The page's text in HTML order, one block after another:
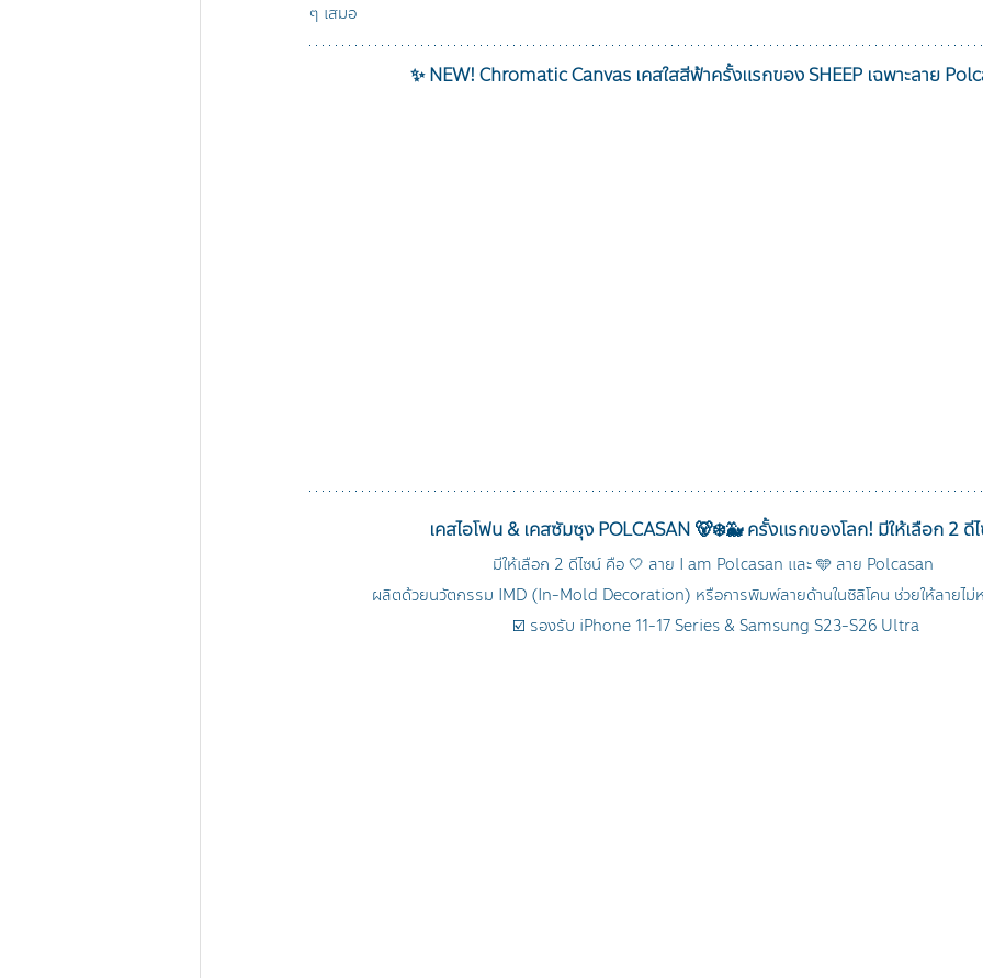
ๆ เสมอ
✨ NEW! Chromatic Canvas เคสใสสีฟ้าครั้งแรกของ SHEEP เฉพาะลาย
เคสไอโฟน & เคสซัมซุง POLCASAN 🐻‍❄️🐳 ครั้งแรกของโลก! มีให้เลือก 2 ดี
มีให้เลือก 2 ดีไซน์ คือ 🤍 ลาย I am Polcasan และ 🩵 ลาย Polcasan
ผลิตด้วยนวัตกรรม IMD (In-Mold Decoration) หรือการพิมพ์ลายด้านในซิลิโคน ช่วยให้ลายไม่
☑️ รองรับ iPhone 11-17 Series & Samsung S23-S26 Ultra